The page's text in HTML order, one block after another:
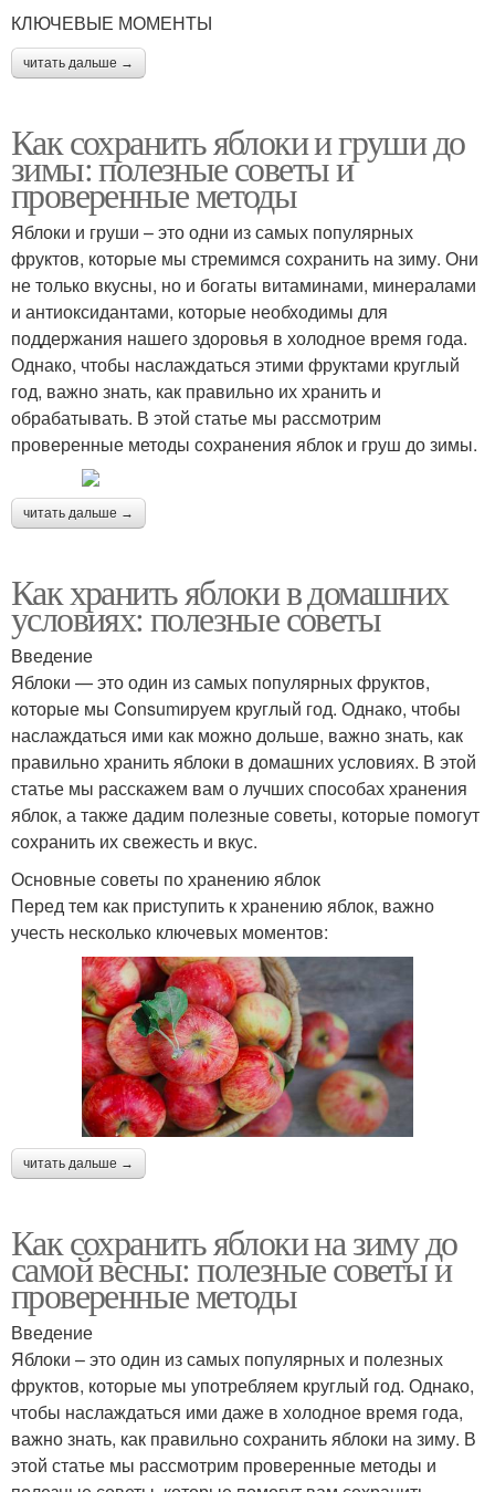
КЛЮЧЕВЫЕ МОМЕНТЫ
читать дальше →
Как сохранить яблоки и груши до
зимы: полезные советы и
проверенные методы
Яблоки и груши – это одни из самых популярных
фруктов, которые мы стремимся сохранить на зиму. Они
не только вкусны, но и богаты витаминами, минералами
и антиоксидантами, которые необходимы для
поддержания нашего здоровья в холодное время года.
Однако, чтобы наслаждаться этими фруктами круглый
год, важно знать, как правильно их хранить и
обрабатывать. В этой статье мы рассмотрим
проверенные методы сохранения яблок и груш до зимы.
читать дальше →
Как хранить яблоки в домашних
условиях: полезные советы
Введение
Яблоки — это один из самых популярных фруктов,
которые мы Consumируем круглый год. Однако, чтобы
наслаждаться ими как можно дольше, важно знать, как
правильно хранить яблоки в домашних условиях. В этой
статье мы расскажем вам о лучших способах хранения
яблок, а также дадим полезные советы, которые помогут
сохранить их свежесть и вкус.
Основные советы по хранению яблок
Перед тем как приступить к хранению яблок, важно
учесть несколько ключевых моментов:
читать дальше →
Как сохранить яблоки на зиму до
самой весны: полезные советы и
проверенные методы
Введение
Яблоки – это один из самых популярных и полезных
фруктов, которые мы употребляем круглый год. Однако,
чтобы наслаждаться ими даже в холодное время года,
важно знать, как правильно сохранить яблоки на зиму. В
этой статье мы рассмотрим проверенные методы и